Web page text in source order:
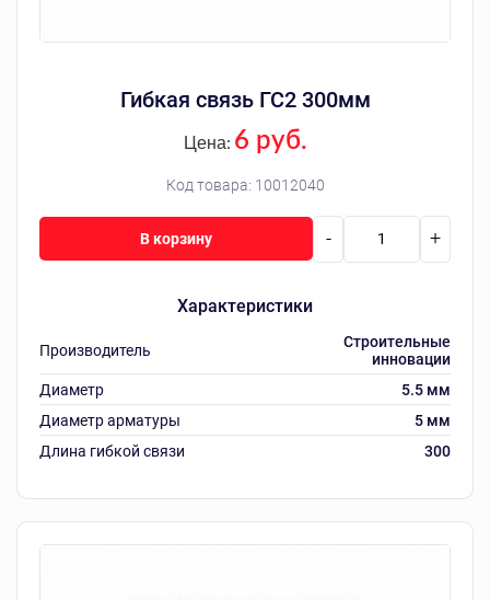
Гибкая связь ГС2 300мм
Код товара: 10012040
Цена: 6 руб.
Характеристики
Производитель
Строительные
инновации
Диаметр
5.5 мм
Диаметр арматуры
5 мм
Длина гибкой связи
300
- +
В корзину